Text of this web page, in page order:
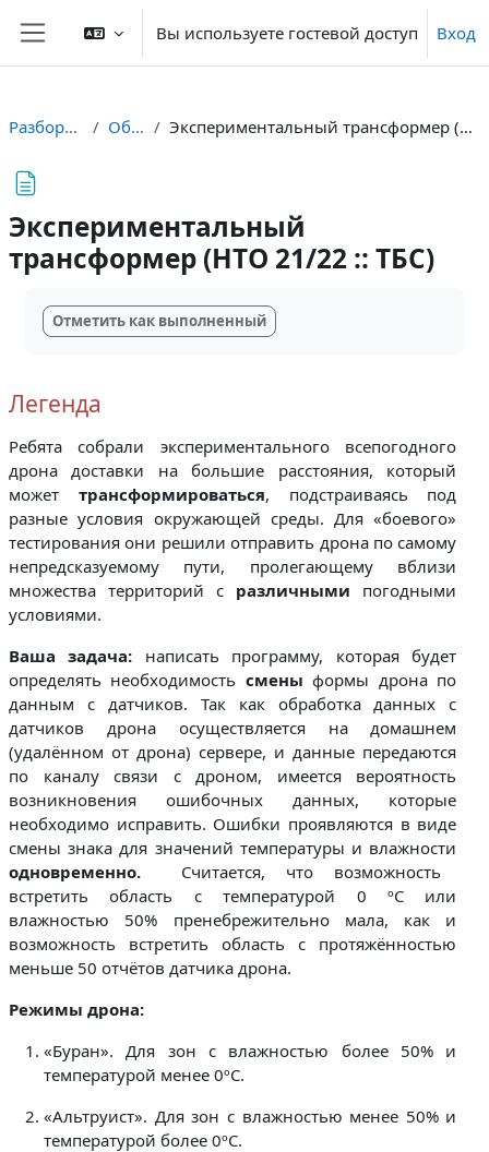
Перейти к основному содержанию
Боковая панель
Вы используете гостевой доступ Вход
Разборы ТБС Общее Экспериментальный трансформер (НТО 21/22 :: ТБС)
Экспериментальный
трансформер (НТО 21/22 :: ТБС)
Отметить как выполненный
Легенда
Ребята собрали экспериментального всепогодного
дрона доставки на большие расстояния, который
может трансформироваться, подстраиваясь под
разные условия окружающей среды. Для «боевого»
тестирования они решили отправить дрона по самому
непредсказуемому пути, пролегающему вблизи
множества территорий с различными погодными
условиями.
Ваша задача: написать программу, которая будет
определять необходимость сменыформы дрона по
данным с датчиков. Так как обработка данных с
датчиков дрона осуществляется на домашнем
(удалённом от дрона) сервере, и данные передаются
по каналу связи с дроном, имеется вероятность
возникновенияошибочных данных, которые
необходимо исправить. Ошибки проявляются в виде
смены знака для значений температуры и влажности
одновременно.
Считается, что возможность
встретить область с температурой 0 ºC или
влажностью 50% пренебрежительно мала, как и
возможность встретить область с протяжённостью
меньше 50 отчётов датчика дрона.
Режимы дрона:
«Буран». Для зон с влажностью более 50% и
температурой менее 0ºC.
«Альтруист». Для зон с влажностью менее 50% и
температурой более 0ºC.